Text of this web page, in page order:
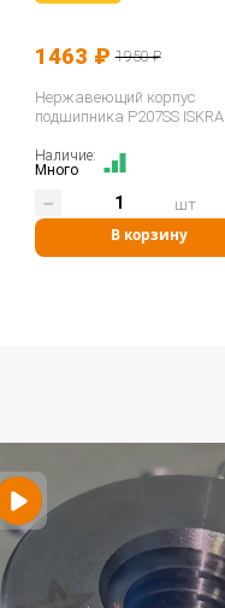
1463 ₽ 1950 ₽
Нержавеющий корпус
подшипника P207SS ISKRA
Наличие:
Много
В корзину
шт